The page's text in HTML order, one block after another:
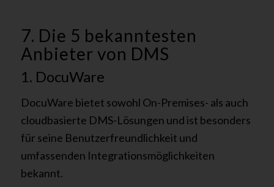
7. Die 5 bekanntesten
Anbieter von DMS
1. DocuWare
DocuWare bietet sowohl On-Premises- als auch
cloudbasierte DMS-Lösungen und ist besonders
für seine Benutzerfreundlichkeit und
umfassenden Integrationsmöglichkeiten
bekannt.